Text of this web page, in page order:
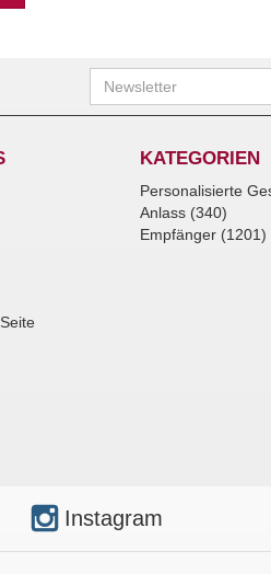
Newsletter
KATEGORIEN
Personalisierte
Anlass (340)
Empfänger (1201)
Instagram